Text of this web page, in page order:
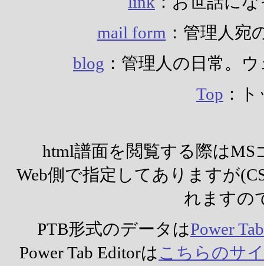
mail form ：管理人宛
blog ：管理人の日常。
Top ：
html譜面を閲覧する際は
Web側で指定してありますが
れますの
PTB形式のデータはPower
Power Tab Editorはこちらのサ